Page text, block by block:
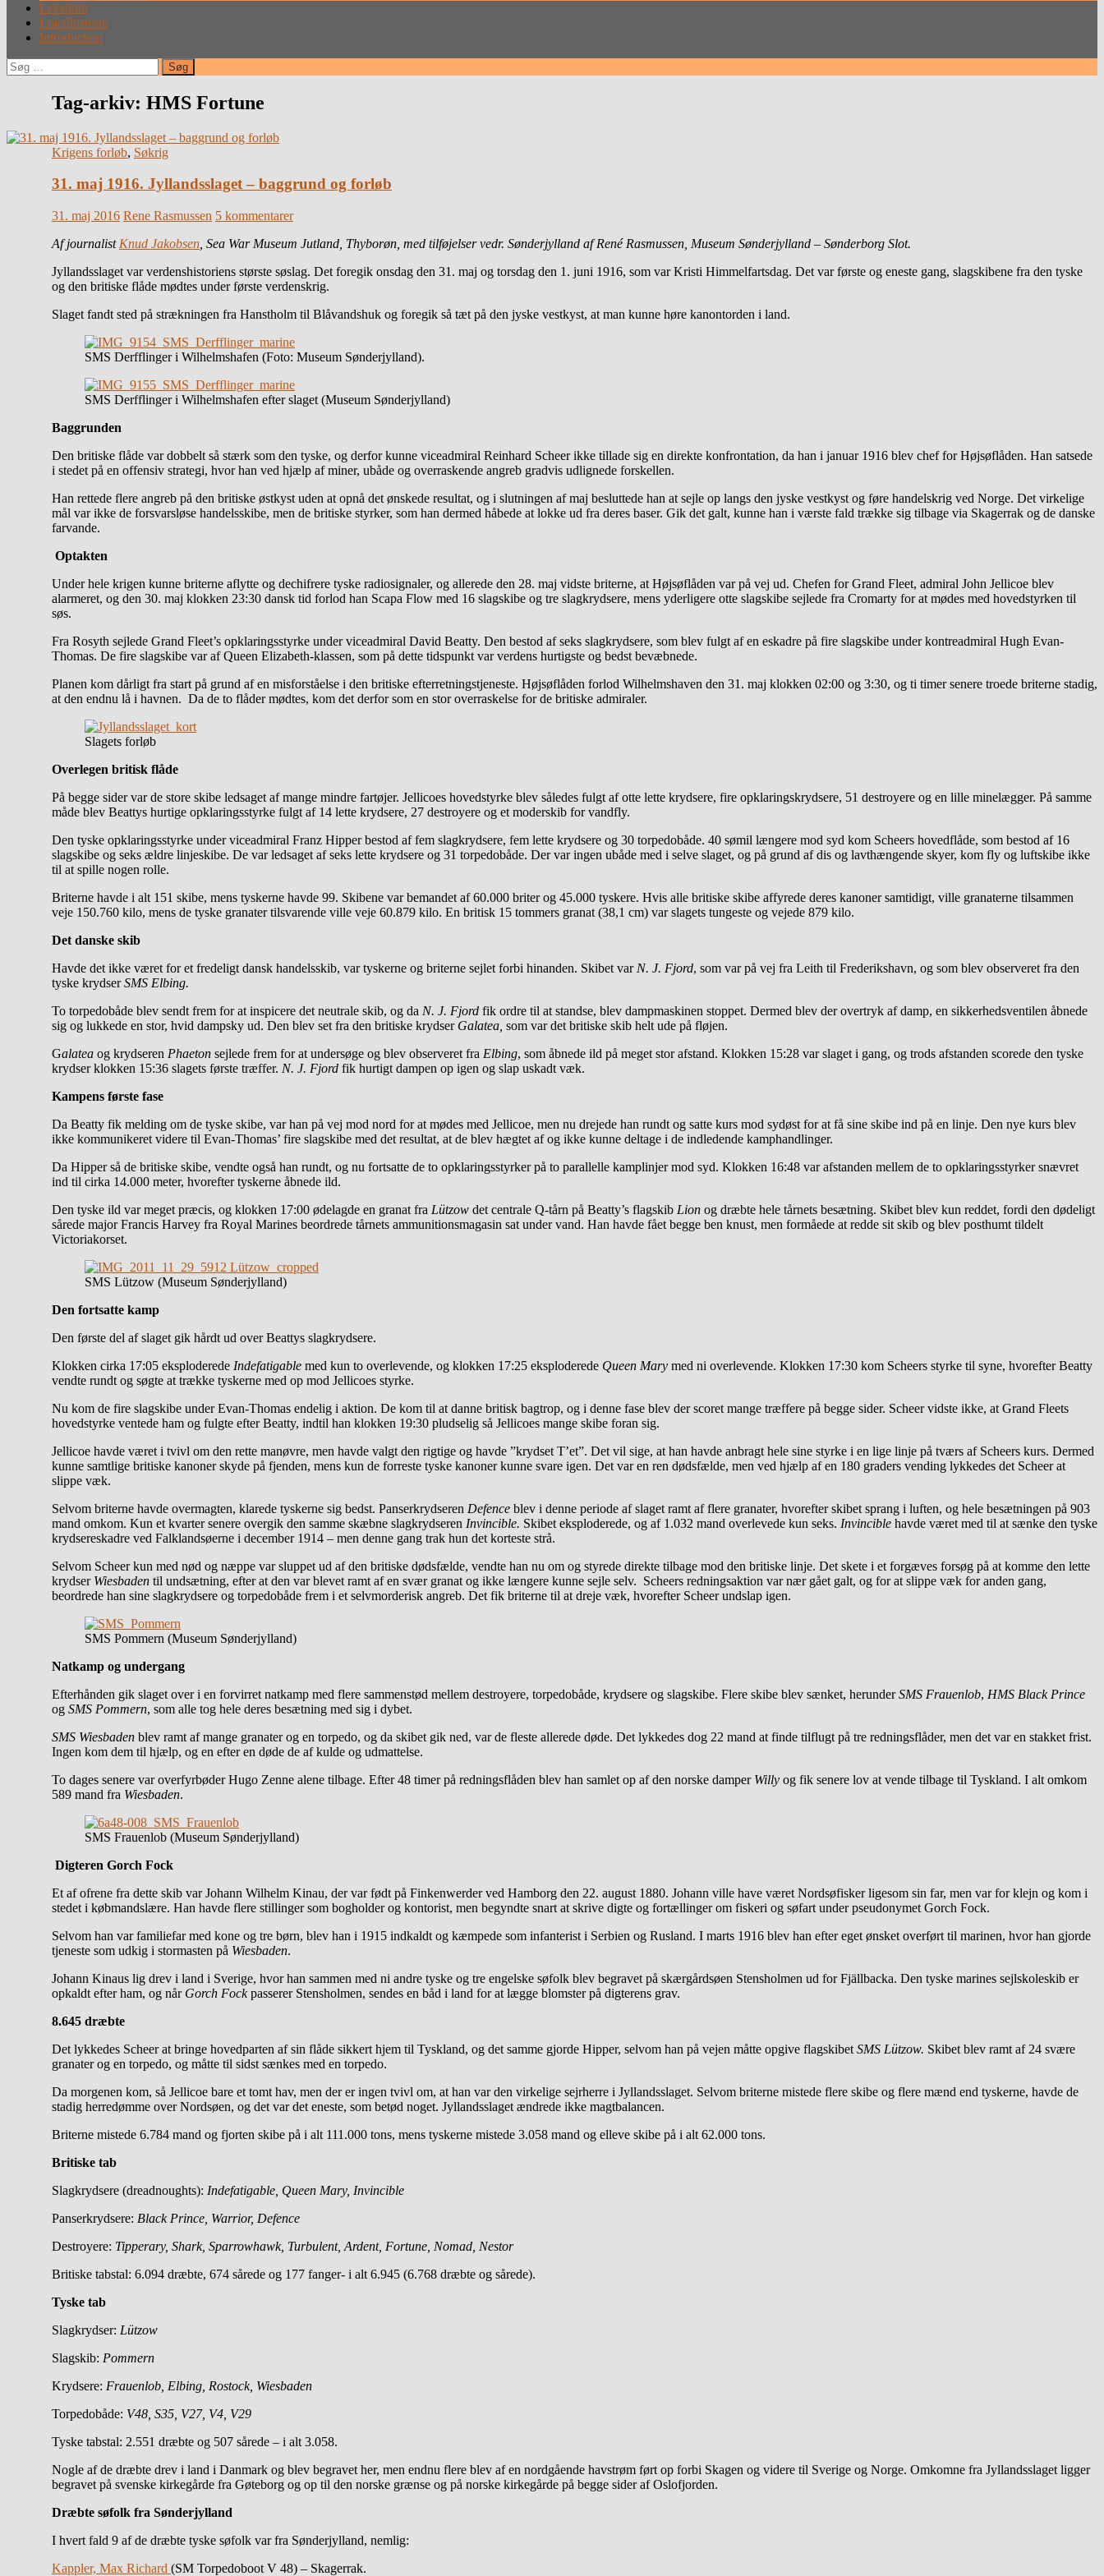
Leksikon
Lokalhistorie
Introduction
Søg
efter:
Tag-arkiv: HMS Fortune
Krigens forløb, Søkrig
31. maj 1916. Jyllandsslaget – baggrund og forløb
31. maj 2016 Rene Rasmussen 5 kommentarer
Af journalist Knud Jakobsen , Sea War Museum Jutland, Thyborøn, med tilføjelser vedr. Sønderjylland af René Rasmussen, Museum Sønderjylland – Sønderborg Slot.
Jyllandsslaget var verdenshistoriens største søslag. Det foregik onsdag den 31. maj og torsdag den 1. juni 1916, som var Kristi Himmelfartsdag. Det var første og eneste gang, slagskibene fra den tyske
og den britiske flåde mødtes under første verdenskrig.
Slaget fandt sted på strækningen fra Hanstholm til Blåvandshuk og foregik så tæt på den jyske vestkyst, at man kunne høre kanontorden i land.
SMS Derfflinger i Wilhelmshafen (Foto: Museum Sønderjylland).
SMS Derfflinger i Wilhelmshafen efter slaget (Museum Sønderjylland)
Baggrunden
Den britiske flåde var dobbelt så stærk som den tyske, og derfor kunne viceadmiral Reinhard Scheer ikke tillade sig en direkte konfrontation, da han i januar 1916 blev chef for Højsøflåden. Han satsede
i stedet på en offensiv strategi, hvor han ved hjælp af miner, ubåde og overraskende angreb gradvis udlignede forskellen.
Han rettede flere angreb på den britiske østkyst uden at opnå det ønskede resultat, og i slutningen af maj besluttede han at sejle op langs den jyske vestkyst og føre handelskrig ved Norge. Det virkelige
mål var ikke de forsvarsløse handelsskibe, men de britiske styrker, som han dermed håbede at lokke ud fra deres baser. Gik det galt, kunne han i værste fald trække sig tilbage via Skagerrak og de danske
farvande.
Optakten
Under hele krigen kunne briterne aflytte og dechifrere tyske radiosignaler, og allerede den 28. maj vidste briterne, at Højsøflåden var på vej ud. Chefen for Grand Fleet, admiral John Jellicoe blev
alarmeret, og den 30. maj klokken 23:30 dansk tid forlod han Scapa Flow med 16 slagskibe og tre slagkrydsere, mens yderligere otte slagskibe sejlede fra Cromarty for at mødes med hovedstyrken til
søs.
Fra Rosyth sejlede Grand Fleet’s opklaringsstyrke under viceadmiral David Beatty. Den bestod af seks slagkrydsere, som blev fulgt af en eskadre på fire slagskibe under kontreadmiral Hugh Evan-
Thomas. De fire slagskibe var af Queen Elizabeth-klassen, som på dette tidspunkt var verdens hurtigste og bedst bevæbnede.
Planen kom dårligt fra start på grund af en misforståelse i den britiske efterretningstjeneste. Højsøflåden forlod Wilhelmshaven den 31. maj klokken 02:00 og 3:30, og ti timer senere troede briterne stadig,
at den endnu lå i havnen. Da de to flåder mødtes, kom det derfor som en stor overraskelse for de britiske admiraler.
Slagets forløb
Overlegen britisk flåde
På begge sider var de store skibe ledsaget af mange mindre fartøjer. Jellicoes hovedstyrke blev således fulgt af otte lette krydsere, fire opklaringskrydsere, 51 destroyere og en lille minelægger. På samme
måde blev Beattys hurtige opklaringsstyrke fulgt af 14 lette krydsere, 27 destroyere og et moderskib for vandfly.
Den tyske opklaringsstyrke under viceadmiral Franz Hipper bestod af fem slagkrydsere, fem lette krydsere og 30 torpedobåde. 40 sømil længere mod syd kom Scheers hovedflåde, som bestod af 16
slagskibe og seks ældre linjeskibe. De var ledsaget af seks lette krydsere og 31 torpedobåde. Der var ingen ubåde med i selve slaget, og på grund af dis og lavthængende skyer, kom fly og luftskibe ikke
til at spille nogen rolle.
Briterne havde i alt 151 skibe, mens tyskerne havde 99. Skibene var bemandet af 60.000 briter og 45.000 tyskere. Hvis alle britiske skibe affyrede deres kanoner samtidigt, ville granaterne tilsammen
veje 150.760 kilo, mens de tyske granater tilsvarende ville veje 60.879 kilo. En britisk 15 tommers granat (38,1 cm) var slagets tungeste og vejede 879 kilo.
Det danske skib
Havde det ikke været for et fredeligt dansk handelsskib, var tyskerne og briterne sejlet forbi hinanden. Skibet var N. J. Fjord, som var på vej fra Leith til Frederikshavn, og som blev observeret fra den
tyske krydserSMS Elbing.
To torpedobåde blev sendt frem for at inspicere det neutrale skib, og da N. J. Fjord fik ordre til at standse, blev dampmaskinen stoppet. Dermed blev der overtryk af damp, en sikkerhedsventilen åbnede
sig og lukkede en stor, hvid dampsky ud. Den blev set fra den britiske krydser Galatea, som var det britiske skib helt ude på fløjen.
Galatea og krydseren Phaeton sejlede frem for at undersøge og blev observeret fra Elbing, som åbnede ild på meget stor afstand. Klokken 15:28 var slaget i gang, og trods afstanden scorede den tyske
krydser klokken 15:36 slagets første træffer. N. J. Fjord fik hurtigt dampen op igen og slap uskadt væk.
Kampens første fase
Da Beatty fik melding om de tyske skibe, var han på vej mod nord for at mødes med Jellicoe, men nu drejede han rundt og satte kurs mod sydøst for at få sine skibe ind på en linje. Den nye kurs blev
ikke kommunikeret videre til Evan-Thomas’ fire slagskibe med det resultat, at de blev hægtet af og ikke kunne deltage i de indledende kamphandlinger.
Da Hipper så de britiske skibe, vendte også han rundt, og nu fortsatte de to opklaringsstyrker på to parallelle kamplinjer mod syd. Klokken 16:48 var afstanden mellem de to opklaringsstyrker snævret
ind til cirka 14.000 meter, hvorefter tyskerne åbnede ild.
Den tyske ild var meget præcis, og klokken 17:00 ødelagde en granat fra Lützow det centrale Q-tårn på Beatty’s flagskib Lion og dræbte hele tårnets besætning. Skibet blev kun reddet, fordi den dødeligt
sårede major Francis Harvey fra Royal Marines beordrede tårnets ammunitionsmagasin sat under vand. Han havde fået begge ben knust, men formåede at redde sit skib og blev posthumt tildelt
Victoriakorset.
SMS Lützow (Museum Sønderjylland)
Den fortsatte kamp
Den første del af slaget gik hårdt ud over Beattys slagkrydsere.
Klokken cirka 17:05 eksploderede Indefatigable med kun to overlevende, og klokken 17:25 eksploderede Queen Mary med ni overlevende. Klokken 17:30 kom Scheers styrke til syne, hvorefter Beatty
vendte rundt og søgte at trække tyskerne med op mod Jellicoes styrke.
Nu kom de fire slagskibe under Evan-Thomas endelig i aktion. De kom til at danne britisk bagtrop, og i denne fase blev der scoret mange træffere på begge sider. Scheer vidste ikke, at Grand Fleets
hovedstyrke ventede ham og fulgte efter Beatty, indtil han klokken 19:30 pludselig så Jellicoes mange skibe foran sig.
Jellicoe havde været i tvivl om den rette manøvre, men havde valgt den rigtige og havde ”krydset T’et”. Det vil sige, at han havde anbragt hele sine styrke i en lige linje på tværs af Scheers kurs. Dermed
kunne samtlige britiske kanoner skyde på fjenden, mens kun de forreste tyske kanoner kunne svare igen. Det var en ren dødsfælde, men ved hjælp af en 180 graders vending lykkedes det Scheer at
slippe væk.
Selvom briterne havde overmagten, klarede tyskerne sig bedst. Panserkrydseren Defence blev i denne periode af slaget ramt af flere granater, hvorefter skibet sprang i luften, og hele besætningen på 903
mand omkom. Kun et kvarter senere overgik den samme skæbne slagkrydseren Invincible. Skibet eksploderede, og af 1.032 mand overlevede kun seks. Invincible havde været med til at sænke den tyske
krydsereskadre ved Falklandsøerne i december 1914 – men denne gang trak hun det korteste strå.
Selvom Scheer kun med nød og næppe var sluppet ud af den britiske dødsfælde, vendte han nu om og styrede direkte tilbage mod den britiske linje. Det skete i et forgæves forsøg på at komme den lette
krydser Wiesbaden til undsætning, efter at den var blevet ramt af en svær granat og ikke længere kunne sejle selv. Scheers redningsaktion var nær gået galt, og for at slippe væk for anden gang,
beordrede han sine slagkrydsere og torpedobåde frem i et selvmorderisk angreb. Det fik briterne til at dreje væk, hvorefter Scheer undslap igen.
SMS Pommern (Museum Sønderjylland)
Natkamp og undergang
Efterhånden gik slaget over i en forvirret natkamp med flere sammenstød mellem destroyere, torpedobåde, krydsere og slagskibe. Flere skibe blev sænket, herunderSMS Frauenlob, HMS Black Prince
og SMS Pommern, som alle tog hele deres besætning med sig i dybet.
SMS Wiesbaden blev ramt af mange granater og en torpedo, og da skibet gik ned, var de fleste allerede døde. Det lykkedes dog 22 mand at finde tilflugt på tre redningsflåder, men det var en stakket frist.
Ingen kom dem til hjælp, og en efter en døde de af kulde og udmattelse.
To dages senere var overfyrbøder Hugo Zenne alene tilbage. Efter 48 timer på redningsflåden blev han samlet op af den norske damper Willy og fik senere lov at vende tilbage til Tyskland. I alt omkom
589 mand fra Wiesbaden.
SMS Frauenlob (Museum Sønderjylland)
Digteren Gorch Fock
Et af ofrene fra dette skib var Johann Wilhelm Kinau, der var født på Finkenwerder ved Hamborg den 22. august 1880. Johann ville have været Nordsøfisker ligesom sin far, men var for klejn og kom i
stedet i købmandslære. Han havde flere stillinger som bogholder og kontorist, men begyndte snart at skrive digte og fortællinger om fiskeri og søfart under pseudonymet Gorch Fock.
Selvom han var familiefar med kone og tre børn, blev han i 1915 indkaldt og kæmpede som infanterist i Serbien og Rusland. I marts 1916 blev han efter eget ønsket overført til marinen, hvor han gjorde
tjeneste som udkig i stormasten på Wiesbaden.
Johann Kinaus lig drev i land i Sverige, hvor han sammen med ni andre tyske og tre engelske søfolk blev begravet på skærgårdsøen Stensholmen ud for Fjällbacka. Den tyske marines sejlskoleskib er
opkaldt efter ham, og når Gorch Fockpasserer Stensholmen, sendes en båd i land for at lægge blomster på digterens grav.
8.645 dræbte
Det lykkedes Scheer at bringe hovedparten af sin flåde sikkert hjem til Tyskland, og det samme gjorde Hipper, selvom han på vejen måtte opgive flagskibet SMS Lützow. Skibet blev ramt af 24 svære
granater og en torpedo, og måtte til sidst sænkes med en torpedo.
Da morgenen kom, så Jellicoe bare et tomt hav, men der er ingen tvivl om, at han var den virkelige sejrherre i Jyllandsslaget. Selvom briterne mistede flere skibe og flere mænd end tyskerne, havde de
stadig herredømme over Nordsøen, og det var det eneste, som betød noget. Jyllandsslaget ændrede ikke magtbalancen.
Briterne mistede 6.784 mand og fjorten skibe på i alt 111.000 tons, mens tyskerne mistede 3.058 mand og elleve skibe på i alt 62.000 tons.
Britiske tab
Slagkrydsere (dreadnoughts): Indefatigable, Queen Mary, Invincible
Panserkrydsere: Black Prince, Warrior, Defence
Destroyere: Tipperary, Shark, Sparrowhawk, Turbulent, Ardent, Fortune, Nomad, Nestor
Britiske tabstal: 6.094 dræbte, 674 sårede og 177 fanger- i alt 6.945 (6.768 dræbte og sårede).
Tyske tab
Slagkrydser: Lützow
Slagskib: Pommern
Krydsere: Frauenlob, Elbing, Rostock, Wiesbaden
Torpedobåde: V48, S35, V27, V4, V29
Tyske tabstal: 2.551 dræbte og 507 sårede – i alt 3.058.
Nogle af de dræbte drev i land i Danmark og blev begravet her, men endnu flere blev af en nordgående havstrøm ført op forbi Skagen og videre til Sverige og Norge. Omkomne fra Jyllandsslaget ligger
begravet på svenske kirkegårde fra Gøteborg og op til den norske grænse og på norske kirkegårde på begge sider af Oslofjorden.
Dræbte søfolk fra Sønderjylland
I hvert fald 9 af de dræbte tyske søfolk var fra Sønderjylland, nemlig:
Kappler, Max Richard (SM Torpedoboot V 48) – Skagerrak.